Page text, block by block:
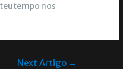
tempo nos
Next Artigo →